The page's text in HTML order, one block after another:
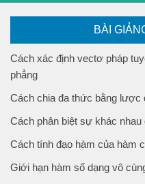
BÀI
Cách xác định vectơ pháp
phẳng
Cách chia đa thức bằng lược
Cách phân biệt sự khác
Cách tính đạo hàm của hàm
Giới hạn hàm số dạng vô